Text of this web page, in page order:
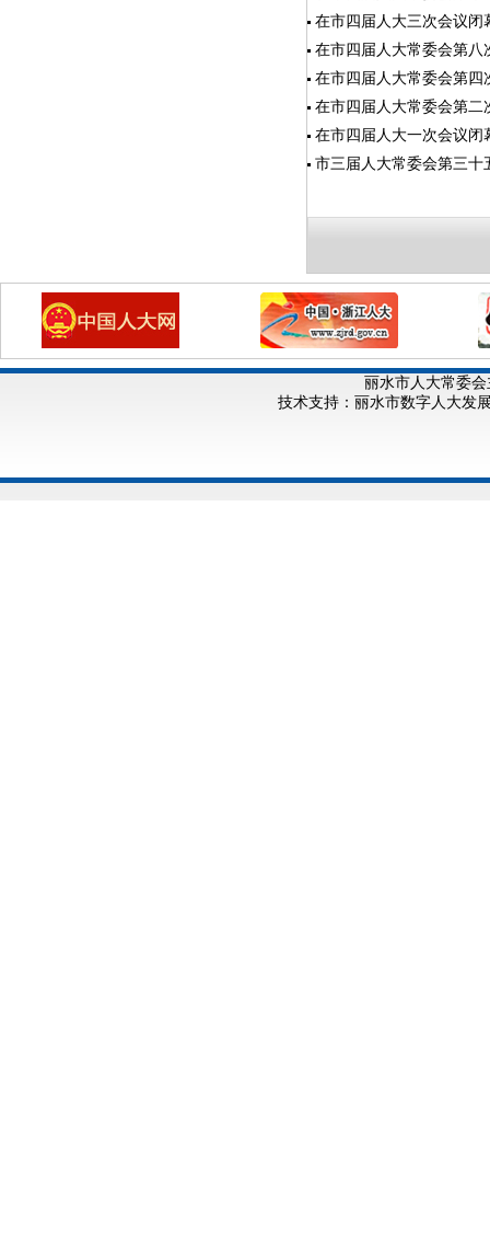
在市四届人大三次会议闭
在市四届人大常委会第八
在市四届人大常委会第四
在市四届人大常委会第二
在市四届人大一次会议闭
市三届人大常委会第三十
丽水市人大常委会
技术支持：丽水市数字人大发